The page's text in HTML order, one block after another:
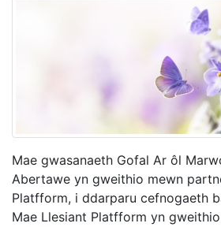
Mae gwasanaeth Gofal Ar ôl
Abertawe yn gweithio mewn
Platfform, i ddarparu cefnogaeth
Mae Llesiant Platfform yn